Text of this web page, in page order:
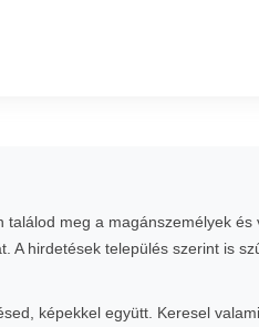
meg a magánszemélyek
A hirdetések település szerint is
képekkel együtt. Keresel